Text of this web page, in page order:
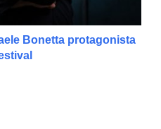
Bonetta protagonista